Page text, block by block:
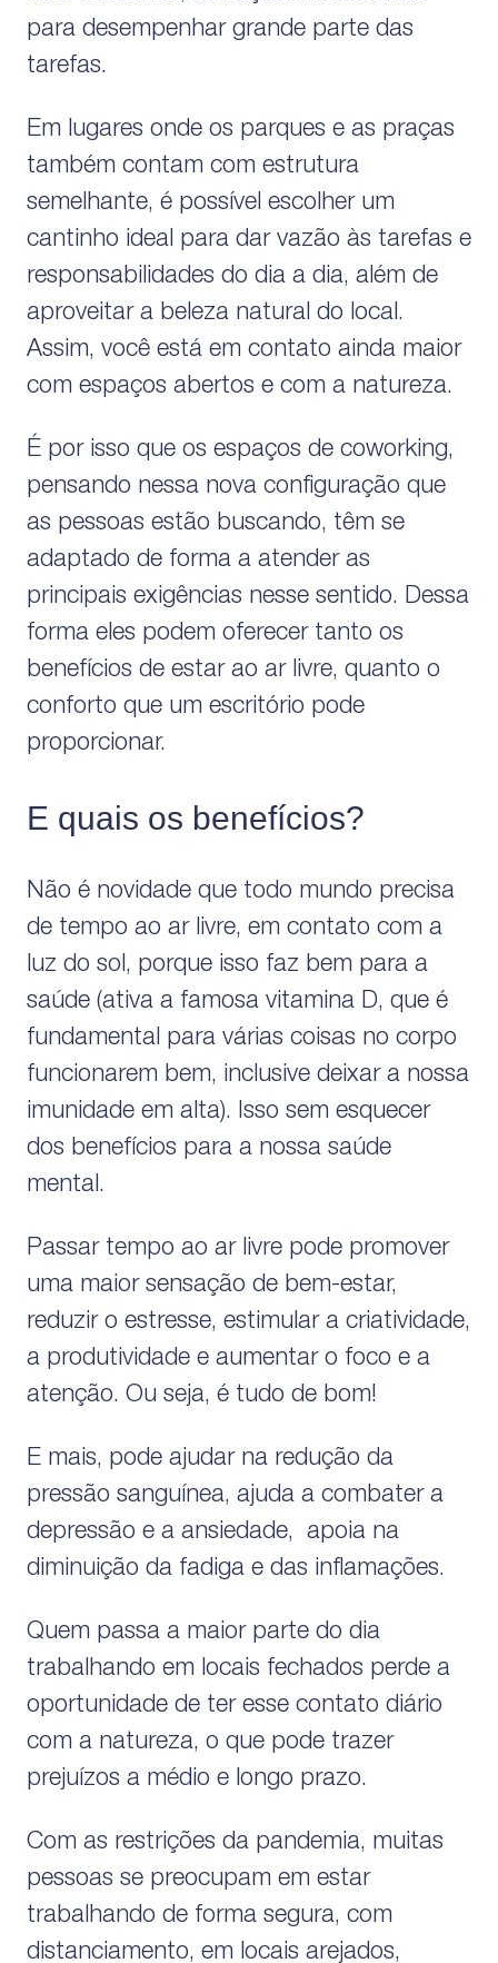
para desempenhar grande parte das
tarefas.
Em lugares onde os parques e as praças
também contam com estrutura
semelhante, é possível escolher um
cantinho ideal para dar vazão às tarefas e
responsabilidades do dia a dia, além de
aproveitar a beleza natural do local.
Assim, você está em contato ainda maior
com espaços abertos e com a natureza.
É por isso que os espaços de coworking,
pensando nessa nova configuração que
as pessoas estão buscando, têm se
adaptado de forma a atender as
principais exigências nesse sentido. Dessa
forma eles podem oferecer tanto os
benefícios de estar ao ar livre, quanto o
conforto que um escritório pode
proporcionar.
E quais os benefícios?
Não é novidade que todo mundo precisa
de tempo ao ar livre, em contato com a
luz do sol, porque isso faz bem para a
saúde (ativa a famosa vitamina D, que é
fundamental para várias coisas no corpo
funcionarem bem, inclusive deixar a nossa
imunidade em alta). Isso sem esquecer
dos benefícios para a nossa saúde
mental.
Passar tempo ao ar livre pode promover
uma maior sensação de bem-estar,
reduzir o estresse, estimular a criatividade,
a produtividade e aumentar o foco e a
atenção. Ou seja, é tudo de bom!
E mais, pode ajudar na redução da
pressão sanguínea, ajuda a combater a
depressão e a ansiedade, apoia na
diminuição da fadiga e das inflamações.
Quem passa a maior parte do dia
trabalhando em locais fechados perde a
oportunidade de ter esse contato diário
com a natureza, o que pode trazer
prejuízos a médio e longo prazo.
Com as restrições da pandemia, muitas
pessoas se preocupam em estar
trabalhando de forma segura, com
distanciamento, em locais arejados,